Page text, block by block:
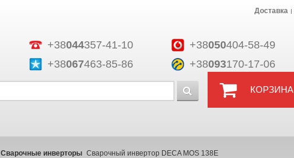
+38044357-41-10 +38050404-58-49
+38067463-85-86 +38093170-17-06
Доставка
КОРЗИНА
Сварочные инверторы Сварочный инвертор DECA MOS 138E